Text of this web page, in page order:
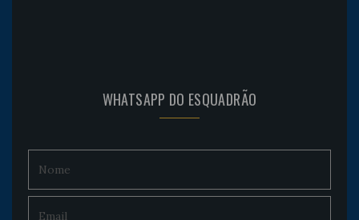
WHATSAPP DO ESQUADRÃO